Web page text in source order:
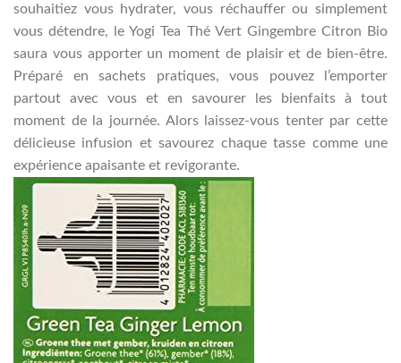
souhaitiez vous hydrater, vous réchauffer ou simplement
vous détendre, le Yogi Tea Thé Vert Gingembre Citron Bio
saura vous apporter un moment de plaisir et de bien-être.
Préparé en sachets pratiques, vous pouvez l’emporter
partout avec vous et en savourer les bienfaits à tout
moment de la journée. Alors laissez-vous tenter par cette
délicieuse infusion et savourez chaque tasse comme une
expérience apaisante et revigorante.